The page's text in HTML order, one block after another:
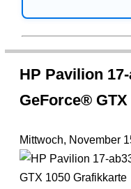
HP Pavilion
GeForce®
Mittwoch, November